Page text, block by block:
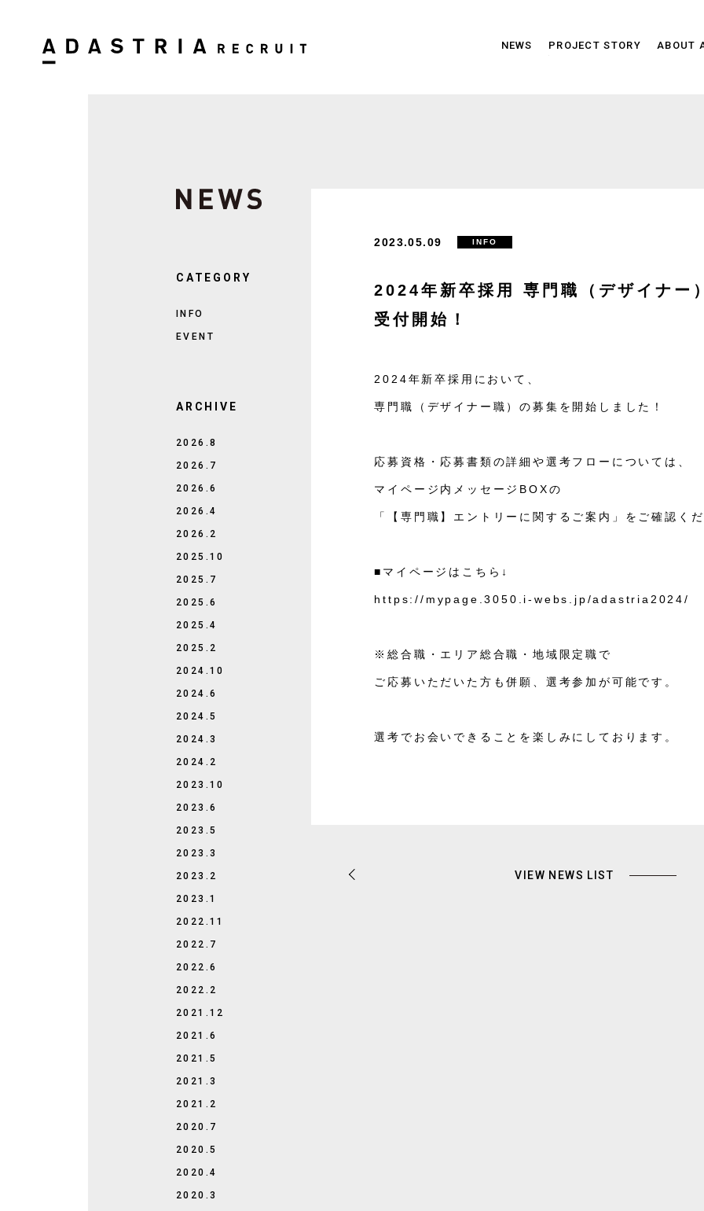
NEWS PROJECT STORY ABOUT
CATEGORY
INFO
EVENT
ARCHIVE
2026.8
2026.7
2026.6
2026.4
2026.2
2025.10
2025.7
2025.6
2025.4
2025.2
2024.10
2024.6
2024.5
2024.3
2024.2
2023.10
2023.6
2023.5
2023.3
2023.2
2023.1
2022.11
2022.7
2022.6
2022.2
2021.12
2021.6
2021.5
2021.3
2021.2
2020.7
2020.5
2020.4
2020.3
2023.05.09 INFO
2024年新卒採用 専門職（デザイナー
受付開始！
2024年新卒採用において、
専門職（デザイナー職）の募集を開始しました！
応募資格・応募書類の詳細や選考フローについては、
マイページ内メッセージBOXの
「【専門職】エントリーに関するご案内」をご確認く
■マイページはこちら↓
https://mypage.3050.i-webs.jp/adastria2024/
※総合職・エリア総合職・地域限定職で
ご応募いただいた方も併願、選考参加が可能です。
選考でお会いできることを楽しみにしております。
VIEW NEWS LIST